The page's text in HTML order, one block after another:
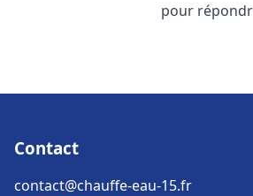
pour
Contact
contact@chauffe-eau-15.fr